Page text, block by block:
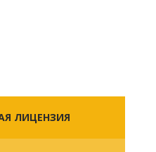
ЛИЦЕНЗИЯ